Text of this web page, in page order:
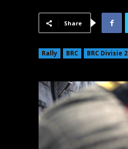
Share
Rally BRC BRC Divisie 2